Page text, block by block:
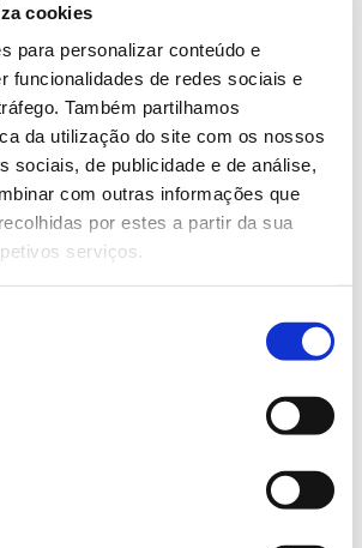
cookies
para personalizar conteúdo e
funcionalidades de redes sociais e
Também partilhamos
da utilização do site com os nossos
sociais, de publicidade e de análise,
com outras informações que
por estes a partir da sua
serviços.
e de outras espécies em risco:
de Trichi em acácia-das-espigas: